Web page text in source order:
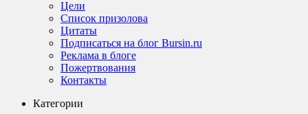
Цели
Список призолова
Цитаты
Подписаться на блог Bursin.ru
Реклама в блоге
Пожертвования
Контакты
Категории